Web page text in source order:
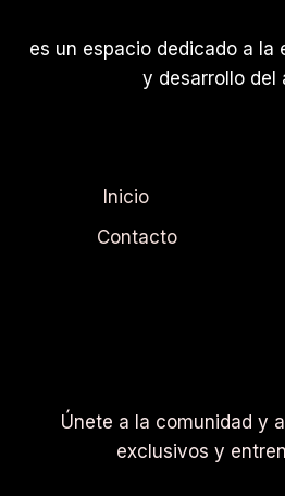
es un espacio dedicado a la
y desarrollo del
Inicio
Contacto
Únete a la comunidad y
exclusivos y